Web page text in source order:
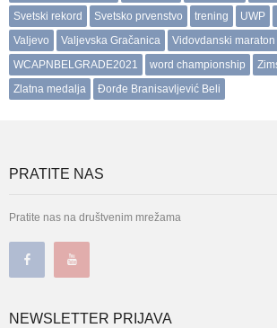
Svetski rekord
Svetsko prvenstvo trening UWP
Valjevo
Valjevska Gračanica
Vidovdanski maraton
WCAPNBELGRADE2021
word championship
Zlatna medalja
Đorđe Branisavljević Beli
PRATITE NAS
Pratite nas na društvenim mrežama
NEWSLETTER PRIJAVA